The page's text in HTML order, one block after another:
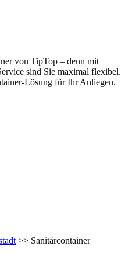
von TipTop – denn mit
sind Sie maximal flexibel.
Lösung für Ihr Anliegen.
>> Sanitärcontainer